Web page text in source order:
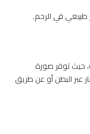
في الرحم.
حيث توفر صورة
البطن أو عن طريق